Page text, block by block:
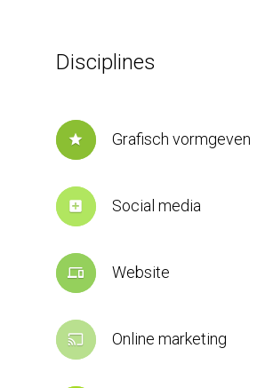
Disciplines
star Grafisch vormgeven
add_box Social media
devices Website
cast Online marketing